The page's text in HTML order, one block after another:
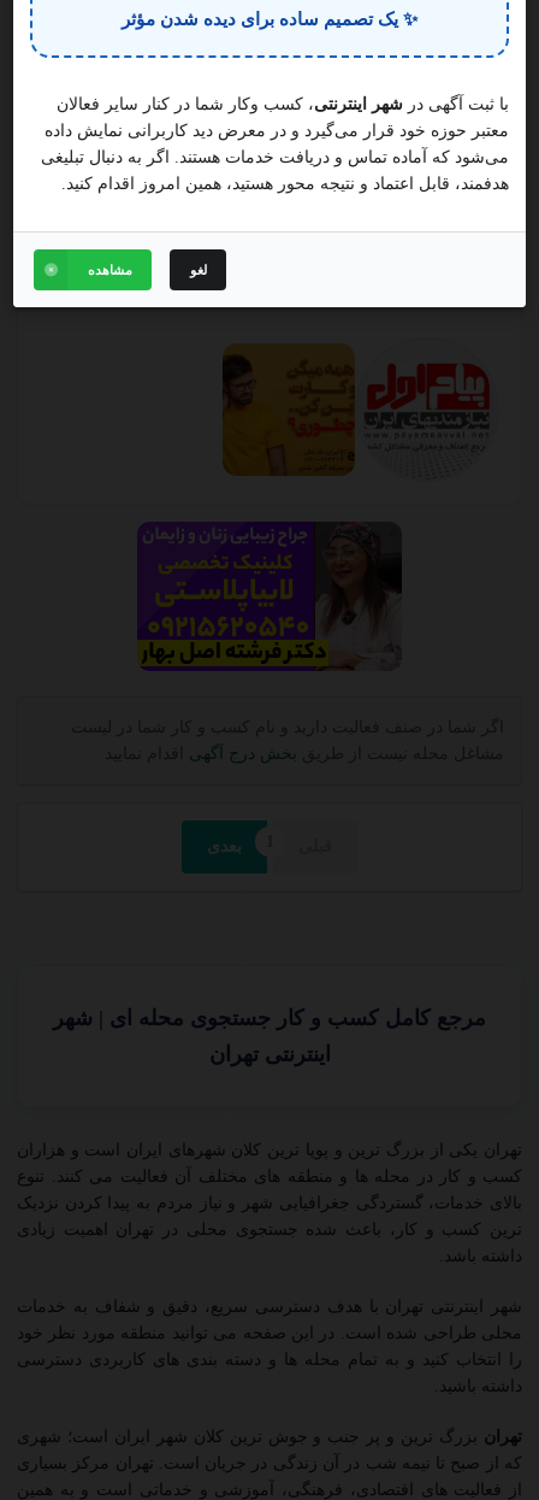
بهبود دیده‌شدن آن‌ها در جستجوی گوگل کمک می‌کند.
تهران، اشرفی اصفهانی، ابتدای جلال آل احمد، پلاک 192، ساختما
کانون تبلیغاتی در اشرفی اصفهانی
بیشتر
بخش درج آگهی
بعدی
مرجع کامل کسب و کار جستجوی محله ای | شهر
اینترنتی تهران
تهران یکی از بزرگ ترین و پویا ترین کلان شهرهای ایران است و هزاران
کسب و کار در محله ها و منطقه های مختلف آن فعالیت می کنند. تنوع
بالای خدمات، گستردگی جغرافیایی شهر و نیاز مردم به پیدا کردن نزدیک
ترین کسب و کار، باعث شده جستجوی محلی در تهران اهمیت زیادی
داشته باشد.
شهر اینترنتی تهران با هدف دسترسی سریع، دقیق و شفاف به خدمات
محلی طراحی شده است. در این صفحه می توانید منطقه مورد نظر خود
را انتخاب کنید و به تمام محله ها و دسته بندی های کاربردی دسترسی
داشته باشید.
تهران بزرگ ترین و پر جنب و جوش ترین کلان شهر ایران است؛ شهری
که از صبح تا نیمه شب در آن زندگی در جریان است. تهران مرکز بسیاری
از فعالیت های اقتصادی، فرهنگی، آموزشی و خدماتی است و به همین
✨ یک تصمیم ساده برای دیده شدن مؤثر
با ثبت آگهی درشهر اینترنتی، کسب وکار شما در کنار سایر فعالان
معتبر حوزه خود قرار می‌گیرد و در معرض دید کاربرانی نمایش داده
می‌شود که آماده تماس و دریافت خدمات هستند. اگر به دنبال تبلیغی
هدفمند، قابل اعتماد و نتیجه محور هستید، همین امروز اقدام کنید.
لغو مشاهده